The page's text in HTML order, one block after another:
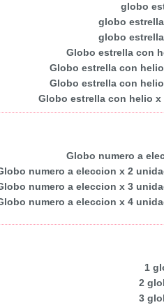
globo
globo
globo
Globo estrella con
Globo estrella con
Globo estrella con
Globo estrella con helio x
Globo numero a
numero a eleccion x 2
numero a eleccion x 3
numero a eleccion x 4
1
2
3